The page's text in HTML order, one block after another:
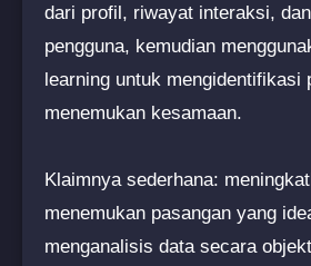
dari profil, riwayat interaksi,
pengguna, kemudian
learning untuk mengidentifikasi
menemukan kesamaan.
Klaimnya sederhana:
menemukan pasangan yang
menganalisis data secara